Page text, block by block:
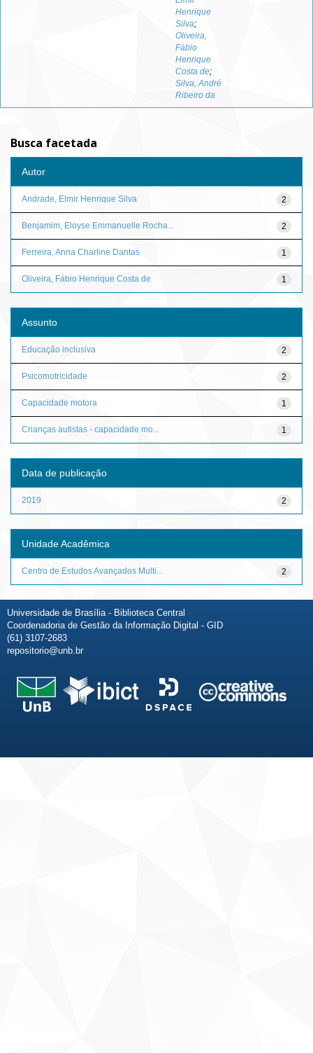
Henrique
Silva;
Oliveira,
Fábio
Henrique
Costa de;
Silva, André
Ribeiro da
Busca facetada
Autor
2
Andrade, Elmir Henrique Silva
2
Benjamim, Eloyse Emmanuelle Rocha...
1
Ferreira, Anna Charline Dantas
1
Oliveira, Fábio Henrique Costa de
Assunto
2
Educação inclusiva
2
Psicomotricidade
1
Capacidade motora
1
Crianças autistas - capacidade mo...
Data de publicação
2
2019
Unidade Acadêmica
2
Centro de Estudos Avançados Multi...
Universidade de Brasília - Biblioteca Central
Coordenadoria de Gestão da Informação Digital - GID
(61) 3107-2683
repositorio@unb.br